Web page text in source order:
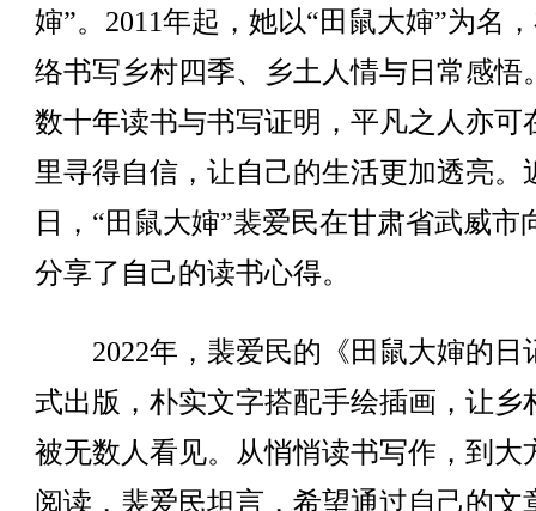
婶”。2011年起，她以“田鼠大婶”为名
络书写乡村四季、乡土人情与日常感悟
数十年读书与书写证明，平凡之人亦可
里寻得自信，让自己的生活更加透亮。
日，“田鼠大婶”裴爱民在甘肃省武威市
分享了自己的读书心得。
2022年，裴爱民的《田鼠大婶的日
式出版，朴实文字搭配手绘插画，让乡
被无数人看见。从悄悄读书写作，到大
阅读，裴爱民坦言，希望通过自己的文